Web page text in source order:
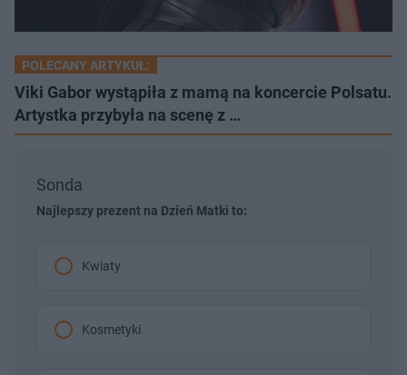
POLECANY ARTYKUŁ:
Viki Gabor wystąpiła z mamą na koncercie Polsatu.
Artystka przybyła na scenę z …
Sonda
Najlepszy prezent na Dzień Matki to:
Kwiaty
Kosmetyki